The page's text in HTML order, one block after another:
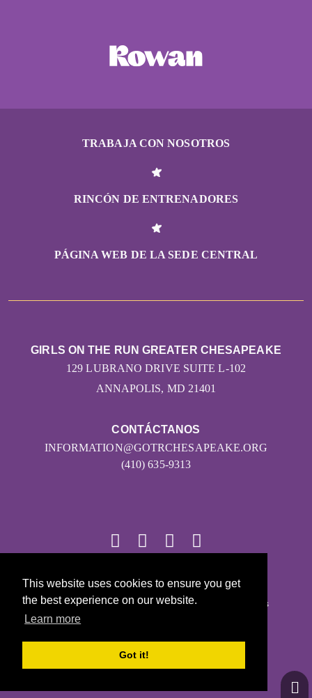
This website uses cookies to ensure you get
the best experience on our website.
Learn more
Got it!
TRABAJA CON NOSOTROS
RINCÓN DE ENTRENADORES
PÁGINA WEB DE LA SEDE CENTRAL
CONTÁCTANOS
INFORMATION@GOTRCHESAPEAKE.ORG
(410) 635-9313
GIRLS ON THE RUN GREATER CHESAPEAKE
129 LUBRANO DRIVE SUITE L-102
ANNAPOLIS, MD 21401
© 2026
Girls on the Run - Todos los derechos reservados
Con la tecnología de Pinwheel.us